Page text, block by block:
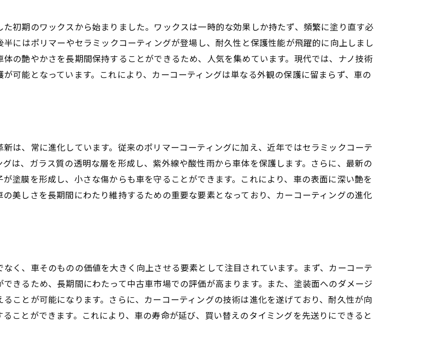
に役立つコーティングの特性
果で車体を守る
劣化を防ぐための必須知識
ミックコーティングのメリットとデメリット
復機能付きコーティングの選択肢
合わせたコーティングの選び方
な費用対効果の見極め
と一般車で異なるコーティング戦略
度とコストのバランス
上の価値を実感するためには
初期のワックスから始まりました。ワックスは一時的な効果しか持たず、頻繁に塗り直す必
にはポリマーやセラミックコーティングが登場し、耐久性と保護性能が飛躍的に向上しまし
の艶やかさを長期間保持することができるため、人気を集めています。現代では、ナノ技術
可能となっています。これにより、カーコーティングは単なる外観の保護に留まらず、車の
は、常に進化しています。従来のポリマーコーティングに加え、近年ではセラミックコーテ
は、ガラス質の透明な層を形成し、紫外線や酸性雨から車体を保護します。さらに、最新の
塗膜を形成し、小さな傷からも車を守ることができます。これにより、車の表面に深い艶を
美しさを長期間にわたり維持するための重要な要素となっており、カーコーティングの進化
く、車そのものの価値を大きく向上させる要素として注目されています。まず、カーコーテ
きるため、長期間にわたって中古車市場での評価が高まります。また、塗装面へのダメージ
ことが可能になります。さらに、カーコーティングの技術は進化を遂げており、耐久性が向
ことができます。これにより、車の寿命が延び、買い替えのタイミングを先送りにできると